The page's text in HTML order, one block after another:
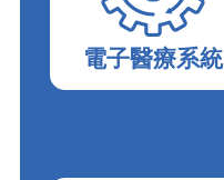
電子醫療系統